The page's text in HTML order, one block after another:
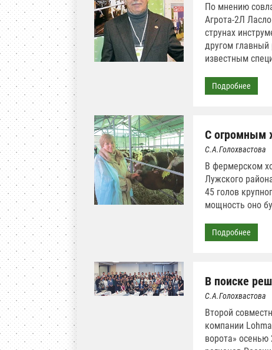
По мнению
Агрота-2Л
струнах
другом главный
известным
Подробнее
С огромным
С.А.Голохвастова
В фермерском
Лужского
45 голов
мощность оно
Подробнее
В поиске
С.А.Голохвастова
Второй
компании
ворота» осенью